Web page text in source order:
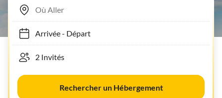
Arrivée- Départ
Rechercher un Hébergement